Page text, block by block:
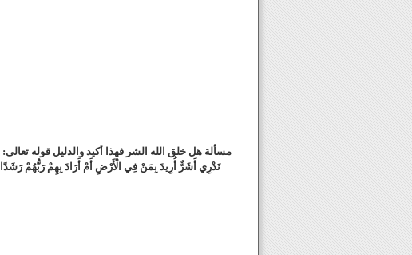
مسألة هل خلق الله الشر فهذا أكيد والدليل قوله
نَدْرِي أَشَرٌّ أُرِيدَ بِمَنْ فِي الْأَرْضِ أَمْ أَرَادَ بِهِمْ رَبُّهُمْ